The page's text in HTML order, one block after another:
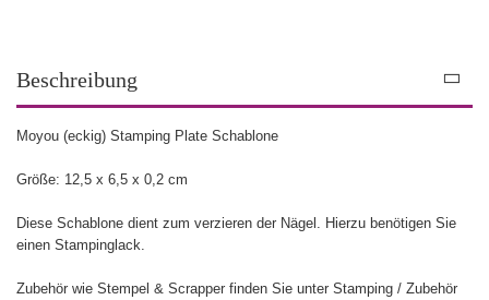
Beschreibung
Moyou (eckig) Stamping Plate Schablone
Größe: 12,5 x 6,5 x 0,2 cm
Diese Schablone dient zum verzieren der Nägel. Hierzu benötigen Sie
einen Stampinglack.
Zubehör wie Stempel & Scrapper finden Sie unter Stamping / Zubehör